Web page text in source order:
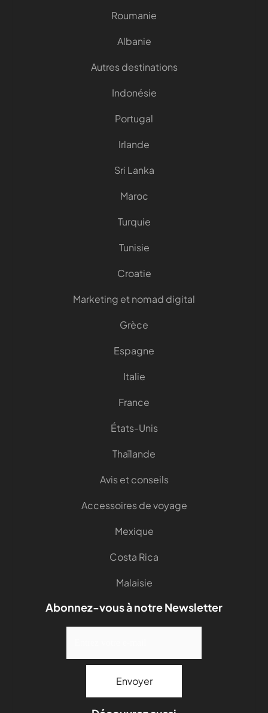
Roumanie
Albanie
Autres destinations
Indonésie
Portugal
Irlande
Sri Lanka
Maroc
Turquie
Tunisie
Croatie
Marketing et nomad digital
Grèce
Espagne
Italie
France
États-Unis
Thaïlande
Avis et conseils
Accessoires de voyage
Mexique
Costa Rica
Malaisie
Abonnez-vous à notre Newsletter